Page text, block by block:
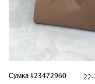
Сумка #23472960 22-